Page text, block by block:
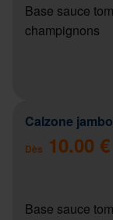
Base sauce
champignons
Calzone
Dès 10.00 €
Base sauce